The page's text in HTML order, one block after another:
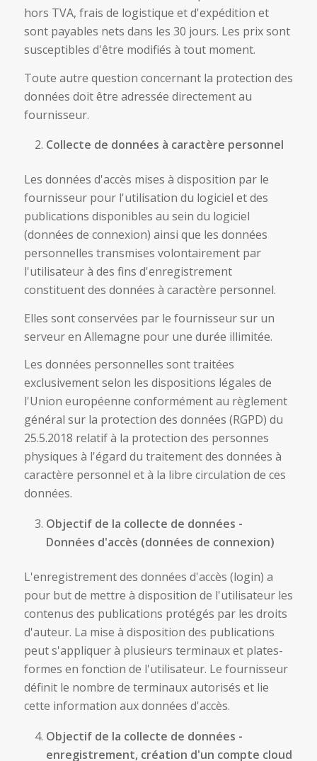
hors TVA, frais de logistique et d'expédition et
sont payables nets dans les 30 jours. Les prix sont
susceptibles d'être modifiés à tout moment.
Toute autre question concernant la protection des
données doit être adressée directement au
fournisseur.
Collecte de données à caractère personnel
Les données d'accès mises à disposition par le
fournisseur pour l'utilisation du logiciel et des
publications disponibles au sein du logiciel
(données de connexion) ainsi que les données
personnelles transmises volontairement par
l'utilisateur à des fins d'enregistrement
constituent des données à caractère personnel.
Elles sont conservées par le fournisseur sur un
serveur en Allemagne pour une durée illimitée.
Les données personnelles sont traitées
exclusivement selon les dispositions légales de
l'Union européenne conformément au règlement
général sur la protection des données (RGPD) du
25.5.2018 relatif à la protection des personnes
physiques à l'égard du traitement des données à
caractère personnel et à la libre circulation de ces
données.
Objectif de la collecte de données -
Données d'accès (données de connexion)
L'enregistrement des données d'accès (login) a
pour but de mettre à disposition de l'utilisateur les
contenus des publications protégés par les droits
d'auteur. La mise à disposition des publications
peut s'appliquer à plusieurs terminaux et plates-
formes en fonction de l'utilisateur. Le fournisseur
définit le nombre de terminaux autorisés et lie
cette information aux données d'accès.
Objectif de la collecte de données -
enregistrement, création d'un compte cloud